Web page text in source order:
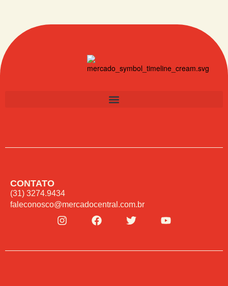
CONTATO
(31) 3274.9434
faleconosco@mercadocentral.com.br